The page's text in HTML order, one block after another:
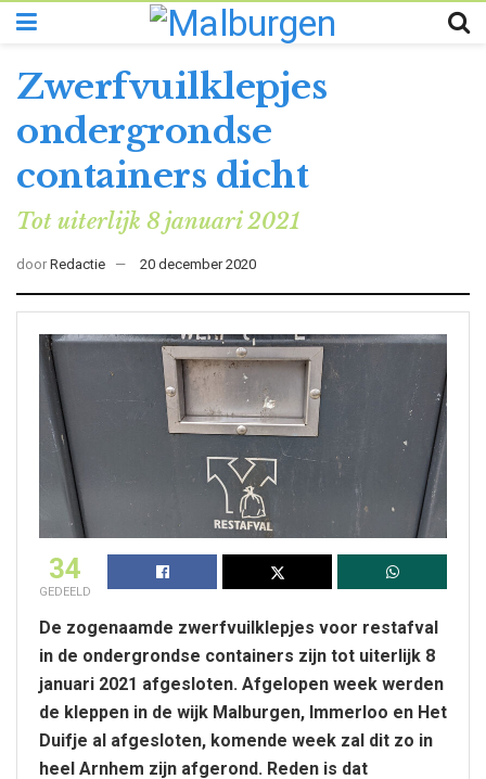
Zwerfvuilklepjes
ondergrondse
containers dicht
Tot uiterlijk 8 januari 2021
door Redactie 20 december 2020
34
GEDEELD
De zogenaamde zwerfvuilklepjes voor restafval
in de ondergrondse containers zijn tot uiterlijk 8
januari 2021 afgesloten. Afgelopen week werden
de kleppen in de wijk Malburgen, Immerloo en Het
Duifje al afgesloten, komende week zal dit zo in
heel Arnhem zijn afgerond. Reden is dat